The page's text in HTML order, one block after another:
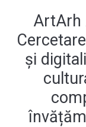
ArtArh
și